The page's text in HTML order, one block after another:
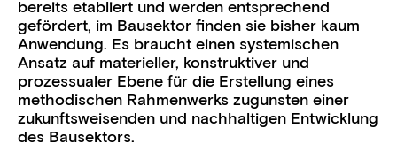
bereits etabliert und werden entsprechend
gefördert, im Bausektor finden sie bisher kaum
Anwendung. Es braucht einen systemischen
Ansatz auf materieller, konstruktiver und
prozessualer Ebene für die Erstellung eines
methodischen Rahmenwerks zugunsten einer
zukunftsweisenden und nachhaltigen Entwicklung
des Bausektors.